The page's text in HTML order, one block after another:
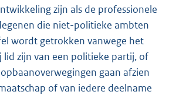
zijn als de professionele
die niet-politieke ambten
wordt getrokken vanwege het
lid zijn van een politieke partij, of
gaan afzien
of van iedere deelname